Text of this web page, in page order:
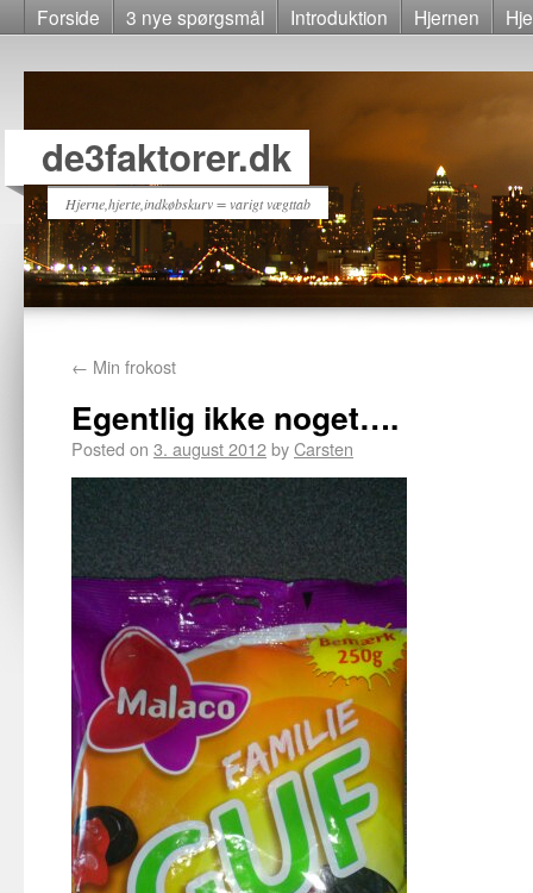
Forside 3 nye spørgsmål Introduktion Hjernen
de3faktorer.dk
Hjerne,hjerte,indkøbskurv = varigt vægttab
← Min frokost
Egentlig ikke noget….
Posted on 3. august 2012byCarsten